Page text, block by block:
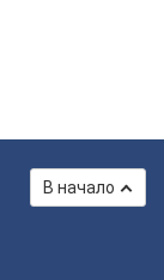
В начало